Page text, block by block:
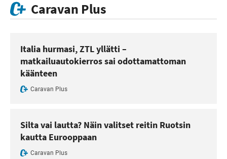
Caravan Plus
Italia hurmasi, ZTL yllätti –
matkailuautokierros sai odottamattoman
käänteen
Caravan Plus
Silta vai lautta? Näin valitset reitin Ruotsin
kautta Eurooppaan
Caravan Plus